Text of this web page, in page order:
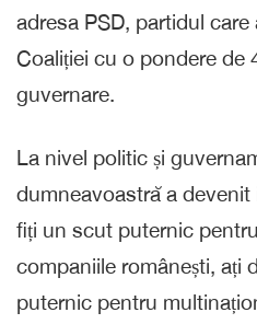
adresa PSD, partidul
Coaliției cu o pondere de
guvernare.
La nivel politic și
dumneavoastră a
fiți un scut puternic
companiile românești, ați
puternic pentru